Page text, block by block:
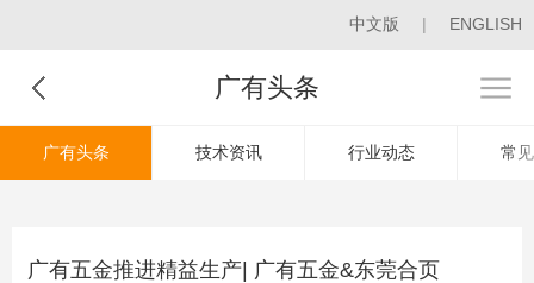
中文版 | ENGLISH
广有头条
广有头条 技术资讯 行业动态 常
广有五金推进精益生产| 广有五金&东莞合页